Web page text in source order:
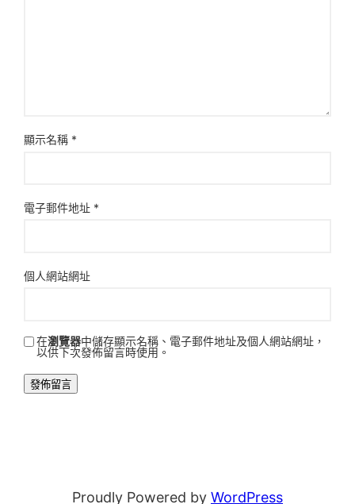
顯示名稱 *
電子郵件地址 *
個人網站網址
在瀏覽器中儲存顯示名稱、電子郵件地址及個人網站網址，
以供下次發佈留言時使用。
Proudly Powered by WordPress